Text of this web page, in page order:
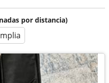
por distancia)